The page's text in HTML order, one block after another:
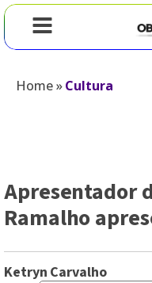
Home»Cultura
Apresentador
Ramalho
Ketryn Carvalho